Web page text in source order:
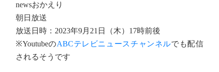
newsおかえり
朝日放送
放送日時：2023年9月21日（木）17時前後
※YoutubeのABCテレビニュースチャンネルでも配信
されるそうです